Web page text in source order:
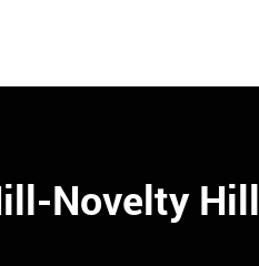
Novelty Hill